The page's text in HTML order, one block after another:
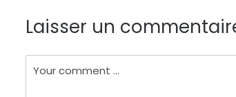
l’article
Laisser un